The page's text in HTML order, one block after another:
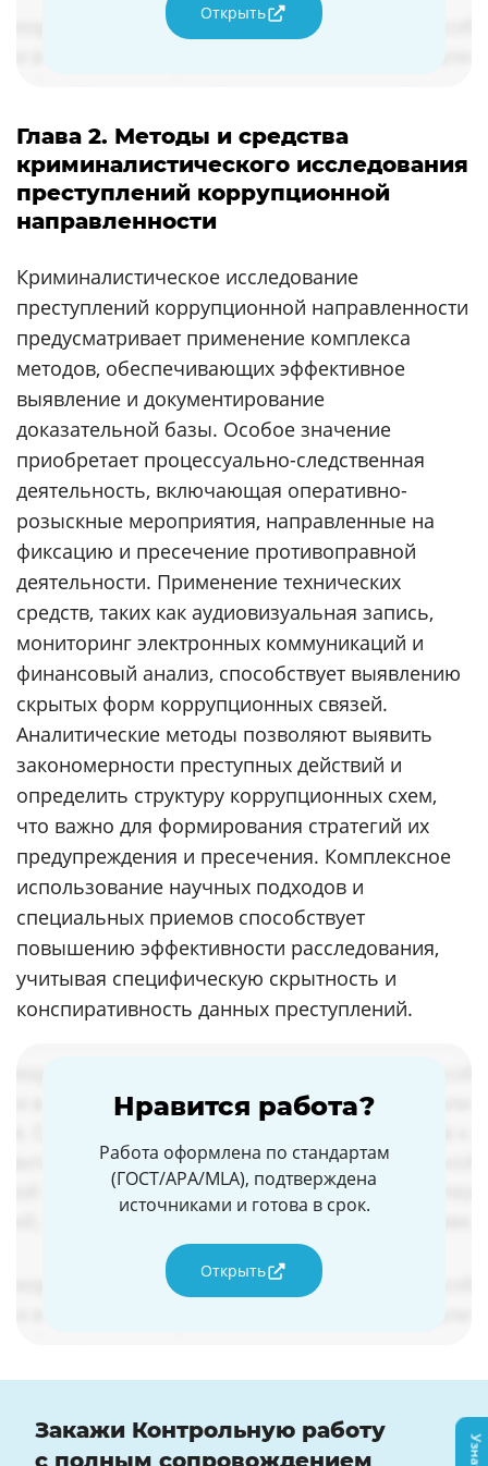
Открыть
Глава 2. Методы и средства
криминалистического исследования
преступлений коррупционной
направленности
Криминалистическое исследование
преступлений коррупционной направленности
предусматривает применение комплекса
методов, обеспечивающих эффективное
выявление и документирование
доказательной базы. Особое значение
приобретает процессуально-следственная
деятельность, включающая оперативно-
розыскные мероприятия, направленные на
фиксацию и пресечение противоправной
деятельности. Применение технических
средств, таких как аудиовизуальная запись,
мониторинг электронных коммуникаций и
финансовый анализ, способствует выявлению
скрытых форм коррупционных связей.
Аналитические методы позволяют выявить
закономерности преступных действий и
определить структуру коррупционных схем,
что важно для формирования стратегий их
предупреждения и пресечения. Комплексное
использование научных подходов и
специальных приемов способствует
повышению эффективности расследования,
учитывая специфическую скрытность и
конспиративность данных преступлений.
Нравится работа?
Работа оформлена по стандартам
(ГОСТ/APA/MLA), подтверждена
источниками и готова в срок.
Открыть
Закажи Контрольную работу